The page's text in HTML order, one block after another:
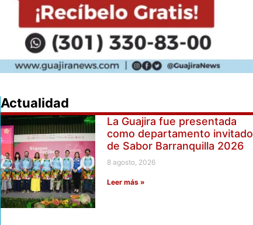
Actualidad
La Guajira fue presentada
como departamento invitado
de Sabor Barranquilla 2026
8 agosto, 2026
Leer más »